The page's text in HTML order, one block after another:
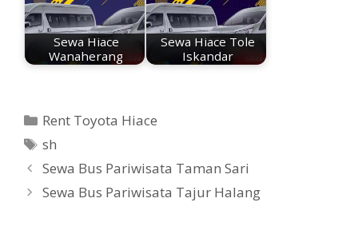
Sewa Hiace
Wanaherang
Sewa Hiace Tole
Iskandar
Kategori
Rent Toyota Hiace
Tag
sh
Sewa Bus Pariwisata Taman Sari
Sewa Bus Pariwisata Tajur Halang